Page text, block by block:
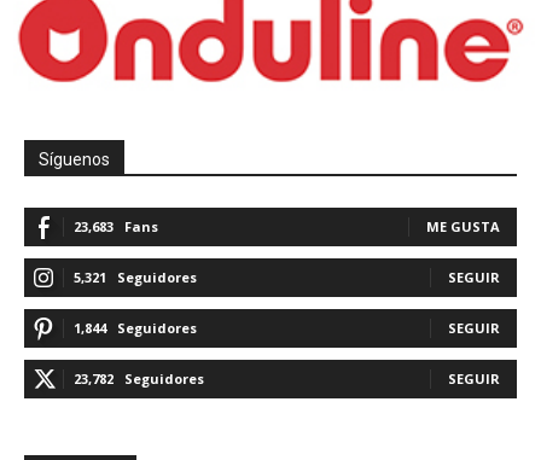
Síguenos
23,683 Fans ME GUSTA
5,321 Seguidores SEGUIR
1,844 Seguidores SEGUIR
23,782 Seguidores SEGUIR